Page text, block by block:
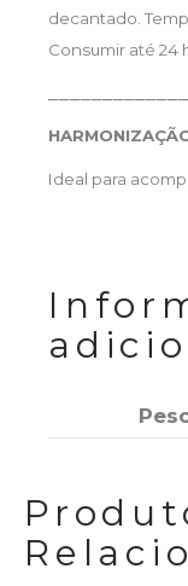
decantado.
Consumir até 24
Ideal para